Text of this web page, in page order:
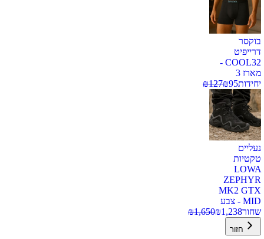
בוקסר
דרייפיט
COOL32 -
מארז 3
יחידות
₪95
₪127
נעליים
טקטיות
LOWA
ZEPHYR
MK2 GTX
MID - צבע
שחור
₪1,238
₪1,650
חזור